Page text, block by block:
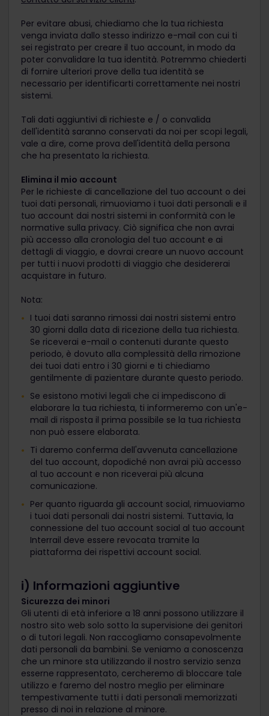
Per evitare abusi, chiediamo che la tua richiesta
venga inviata dallo stesso indirizzo e-mail con cui ti
sei registrato per creare il tuo account, in modo da
poter convalidare la tua identità. Potremmo chiederti
di fornire ulteriori prove della tua identità se
necessario per identificarti correttamente nei nostri
sistemi.
Tali dati aggiuntivi di richieste e / o convalida
dell'identità saranno conservati da noi per scopi legali,
vale a dire, come prova dell'identità della persona
che ha presentato la richiesta.
Elimina il mio account
Per le richieste di cancellazione del tuo account o dei
tuoi dati personali, rimuoviamo i tuoi dati personali e il
tuo account dai nostri sistemi in conformità con le
normative sulla privacy. Ciò significa che non avrai
più accesso alla cronologia del tuo account e ai
dettagli di viaggio, e dovrai creare un nuovo account
per tutti i nuovi prodotti di viaggio che desidererai
acquistare in futuro.
Nota:
I tuoi dati saranno rimossi dai nostri sistemi entro
30 giorni dalla data di ricezione della tua richiesta.
Se riceverai e-mail o contenuti durante questo
periodo, è dovuto alla complessità della rimozione
dei tuoi dati entro i 30 giorni e ti chiediamo
gentilmente di pazientare durante questo periodo.
Se esistono motivi legali che ci impediscono di
elaborare la tua richiesta, ti informeremo con un'e-
mail di risposta il prima possibile se la tua richiesta
non può essere elaborata.
Ti daremo conferma dell'avvenuta cancellazione
del tuo account, dopodiché non avrai più accesso
al tuo account e non riceverai più alcuna
comunicazione.
Per quanto riguarda gli account social, rimuoviamo
i tuoi dati personali dai nostri sistemi. Tuttavia, la
connessione del tuo account social al tuo account
Interrail deve essere revocata tramite la
piattaforma dei rispettivi account social.
i) Informazioni aggiuntive
Sicurezza dei minori
Gli utenti di età inferiore a 18 anni possono utilizzare il
nostro sito web solo sotto la supervisione dei genitori
o di tutori legali. Non raccogliamo consapevolmente
dati personali da bambini. Se veniamo a conoscenza
che un minore sta utilizzando il nostro servizio senza
esserne rappresentato, cercheremo di bloccare tale
utilizzo e faremo del nostro meglio per eliminare
tempestivamente tutti i dati personali memorizzati
presso di noi in relazione al minore.